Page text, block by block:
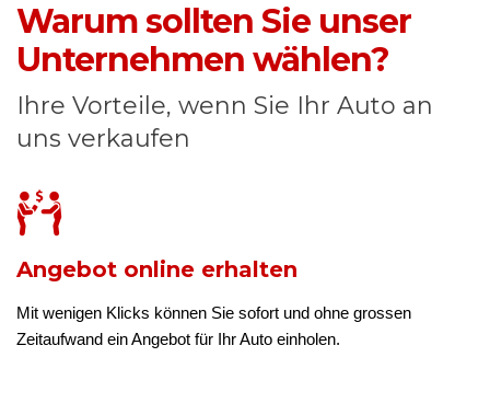
Warum sollten Sie unser
Unternehmen wählen?
Ihre Vorteile, wenn Sie Ihr Auto an
uns verkaufen
Angebot online erhalten
Mit wenigen Klicks können Sie sofort und ohne grossen
Zeitaufwand ein Angebot für Ihr Auto einholen.